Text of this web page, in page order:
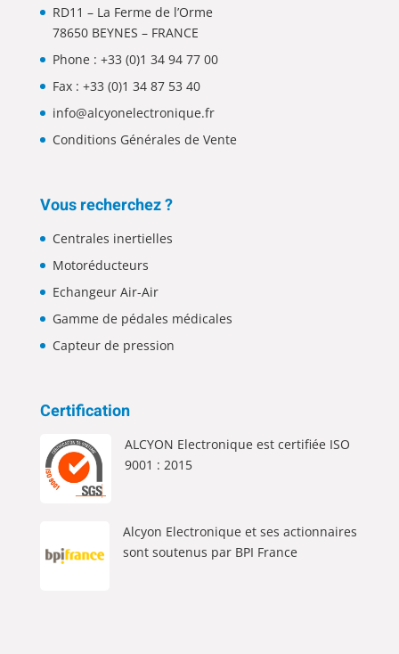
RD11 – La Ferme de l’Orme
78650 BEYNES – FRANCE
Phone : +33 (0)1 34 94 77 00
Fax : +33 (0)1 34 87 53 40
info@alcyonelectronique.fr
Conditions Générales de Vente
Vous recherchez ?
Centrales inertielles
Motoréducteurs
Echangeur Air-Air
Gamme de pédales médicales
Capteur de pression
Certification
ALCYON Electronique est certifiée ISO
9001 : 2015
Alcyon Electronique et ses actionnaires
sont soutenus par BPI France